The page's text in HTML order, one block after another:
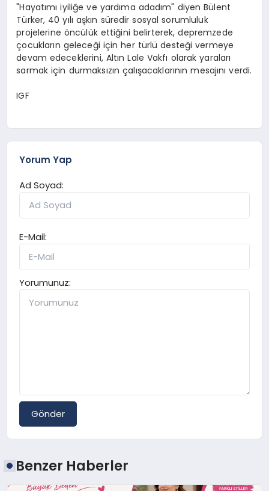
"Hayatımı iyiliğe ve yardıma adadım" diyen Bülent
Türker, 40 yılı aşkın süredir sosyal sorumluluk
projelerine öncülük ettiğini belirterek, depremzede
çocukların geleceği için her türlü desteği vermeye
devam edeceklerini, Altın Lale Vakfı olarak yaraları
sarmak için durmaksızın çalışacaklarının mesajını verdi.
IGF
Yorum Yap
Ad Soyad:
E-Mail:
Yorumunuz:
Gönder
Benzer Haberler